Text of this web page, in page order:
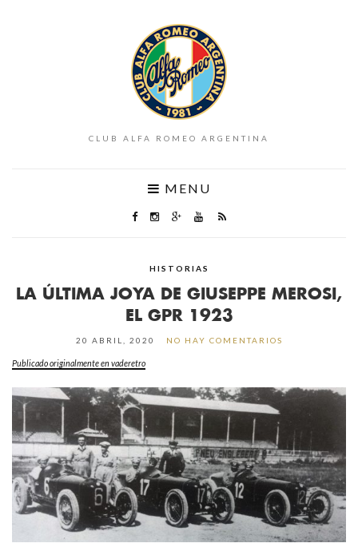
CLUB ALFA ROMEO ARGENTINA
MENU
HISTORIAS
LA ÚLTIMA JOYA DE GIUSEPPE MEROSI,
EL GPR 1923
20 ABRIL, 2020 NO HAY COMENTARIOS
Publicado originalmente en vaderetro